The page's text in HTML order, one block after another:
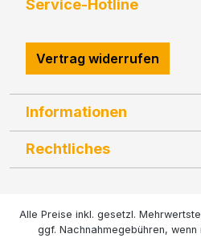
Service-Hotline
Vertrag widerrufen
Informationen
Rechtliches
Alle Preise inkl. gesetzl.
ggf. Nachnahmegebühren,